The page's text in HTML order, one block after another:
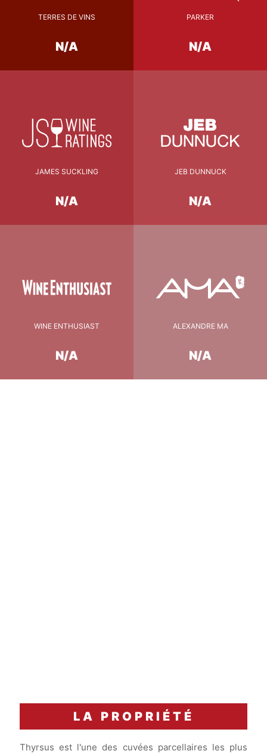
TERRES DE VINS
N/A
PARKER
N/A
JAMES SUCKLING
N/A
JEB DUNNUCK
N/A
WINE ENTHUSIAST
N/A
ALEXANDRE MA
N/A
LA PROPRIÉTÉ
Thyrsus est l'une des cuvées parcellaires les plus